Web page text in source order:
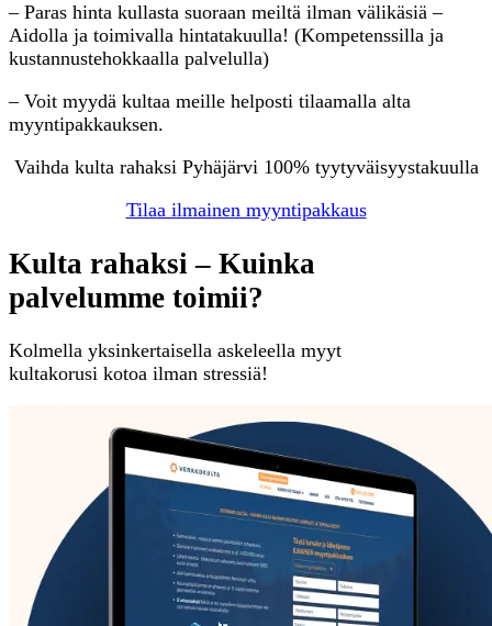
– Paras hinta kullasta suoraan meiltä ilman välikäsiä –
Aidolla ja toimivalla hintatakuulla! (Kompetenssilla ja
kustannustehokkaalla palvelulla)
– Voit myydä kultaa meille helposti tilaamalla alta
myyntipakkauksen.
Vaihda kulta rahaksi Pyhäjärvi 100% tyytyväisyystakuulla
Tilaa ilmainen myyntipakkaus
Kulta rahaksi – Kuinka
palvelumme toimii?
Kolmella yksinkertaisella askeleella myyt
kultakorusi kotoa ilman stressiä!